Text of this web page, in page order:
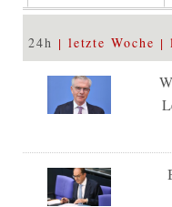
24h letzte Woche